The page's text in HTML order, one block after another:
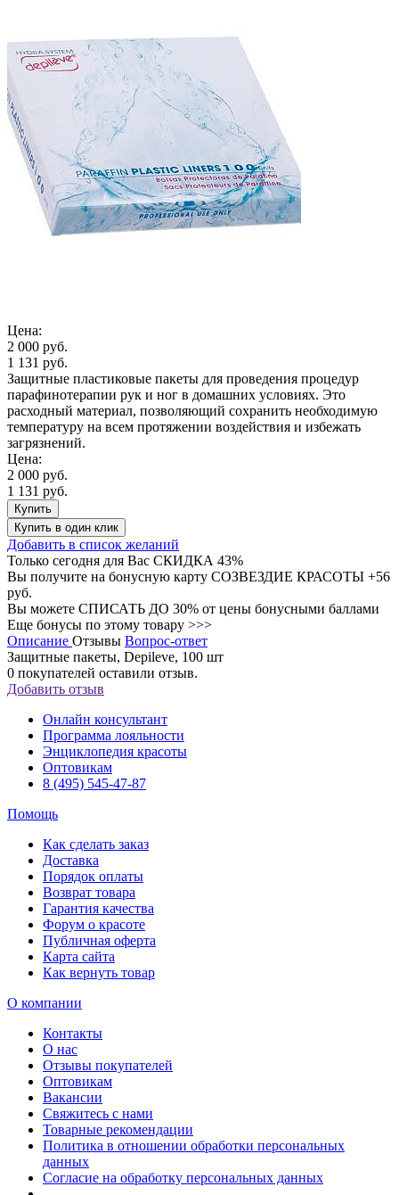
Цена:
2 000 руб.
1 131 руб.
Защитные пластиковые пакеты для проведения процедур
парафинотерапии рук и ног в домашних условиях. Это
расходный материал, позволяющий сохранить необходимую
температуру на всем протяжении воздействия и избежать
загрязнений.
Цена:
2 000 руб.
1 131 руб.
Купить
Купить в один клик
Добавить в список желаний
Только сегодня для Вас СКИДКА 43%
Вы получите на бонусную карту СОЗВЕЗДИЕ КРАСОТЫ +56
руб.
Вы можете СПИСАТЬ ДО 30% от цены бонусными баллами
Еще бонусы по этому товару >>>
Описание Отзывы Вопрос-ответ
Защитные пакеты, Depileve, 100 шт
0 покупателей оставили отзыв.
Добавить отзыв
Онлайн консультант
Программа лояльности
Энциклопедия красоты
Оптовикам
8 (495) 545-47-87
Помощь
Как сделать заказ
Доставка
Порядок оплаты
Возврат товара
Гарантия качества
Форум о красоте
Публичная оферта
Карта сайта
Как вернуть товар
О компании
Контакты
О нас
Отзывы покупателей
Оптовикам
Вакансии
Свяжитесь с нами
Товарные рекомендации
Политика в отношении обработки персональных
данных
Согласие на обработку персональных данных